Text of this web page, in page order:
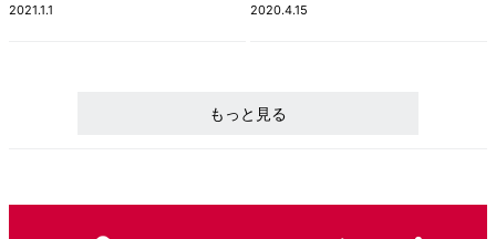
2021.1.1 2020.4.15
もっと見る